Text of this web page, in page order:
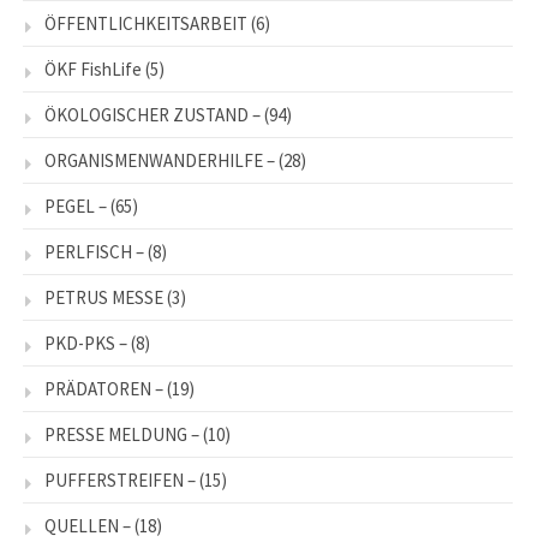
ÖFFENTLICHKEITSARBEIT (6)
ÖKF FishLife (5)
ÖKOLOGISCHER ZUSTAND –(94)
ORGANISMENWANDERHILFE –(28)
PEGEL –(65)
PERLFISCH –(8)
PETRUS MESSE(3)
PKD-PKS –(8)
PRÄDATOREN –(19)
PRESSE MELDUNG –(10)
PUFFERSTREIFEN –(15)
QUELLEN –(18)